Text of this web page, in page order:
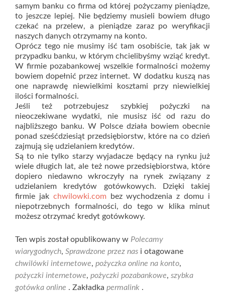
samym banku co firma od której pożyczamy pieniądze,
to jeszcze lepiej. Nie będziemy musieli bowiem długo
czekać na przelew, a pieniądze zaraz po weryfikacji
naszych danych otrzymamy na konto.
Oprócz tego nie musimy iść tam osobiście, tak jak w
przypadku banku, w którym chcielibyśmy wziąć kredyt.
W firmie pozabankowej wszelkie formalności możemy
bowiem dopełnić przez internet. W dodatku kuszą nas
one naprawdę niewielkimi kosztami przy niewielkiej
ilości formalności.
Jeśli też potrzebujesz szybkiej pożyczki na
nieoczekiwane wydatki, nie musisz iść od razu do
najbliższego banku. W Polsce działa bowiem obecnie
ponad sześćdziesiąt przedsiębiorstw, które na co dzień
zajmują się udzielaniem kredytów.
Są to nie tylko starzy wyjadacze będący na rynku już
wiele długich lat, ale też nowe przedsiębiorstwa, które
dopiero niedawno wkroczyły na rynek związany z
udzielaniem kredytów gotówkowych. Dzięki takiej
firmie jak chwilowki.com
bez wychodzenia z domu i
niepotrzebnych formalności, do tego w klika minut
możesz otrzymać kredyt gotówkowy.
Ten wpis został opublikowany w Polecamy
wiarygodnych, Sprawdzone przez nas i otagowane
chwilówki internetowe, pożyczka online na konto,
pożyczki internetowe, pożyczki pozabankowe, szybka
gotówka online . Zakładka permalink .